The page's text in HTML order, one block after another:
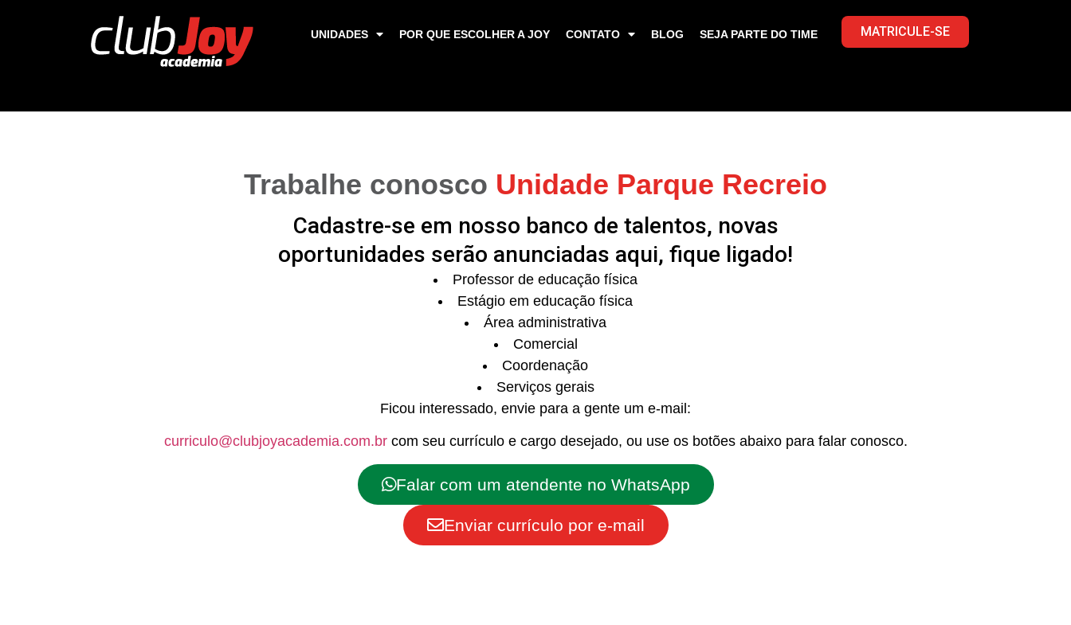
UNIDADES POR QUE ESCOLHER A JOY CONTATO BLOG SEJA PARTE DO TIME MATRICULE-SE
Trabalhe conosco Unidade Parque Recreio
Cadastre-se em nosso banco de talentos, novas
oportunidades serão anunciadas aqui, fique ligado!
Professor de educação física
Estágio em educação física
Área administrativa
Comercial
Coordenação
Serviços gerais
Ficou interessado, envie para a gente um e-mail:
curriculo@clubjoyacademia.com.brcom seu currículo e cargo desejado, ou use os botões abaixo para falar conosco.
Falar com um atendente no WhatsApp
Enviar currículo por e-mail